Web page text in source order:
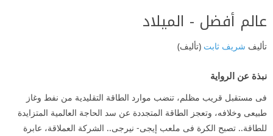
عالم أفضل - الميلاد
تأليف شريف ثابت (تأليف)
نبذة عن الرواية
فى مستقبل قريب مظلم، تنضب موارد الطاقة التقليدية من نفط وغاز
طبيعى وخلافه، وتعجز الطاقة المتجددة عن سد الحاجة العالمية المتزايدة
للطاقة.. تصبح الكرة فى ملعب إيجى- نيرجى.. الشركة العملاقة، عابرة